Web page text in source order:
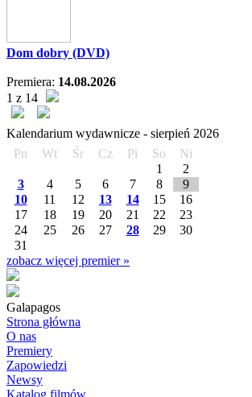
Dom dobry (DVD)
Premiera: 14.08.2026
1 z 14
Kalendarium wydawnicze - sierpień 2026
Pn
Wt Śr Cz Pi So
Ni
1
2
3
4 5 6 7 8
9
10
11 12 13 14 15
16
17
18 19 20 21 22
23
24
25 26 27 28 29
30
31
zobacz więcej premier »
Galapagos
Strona główna
O nas
Premiery
Zapowiedzi
Newsy
Katalog filmów